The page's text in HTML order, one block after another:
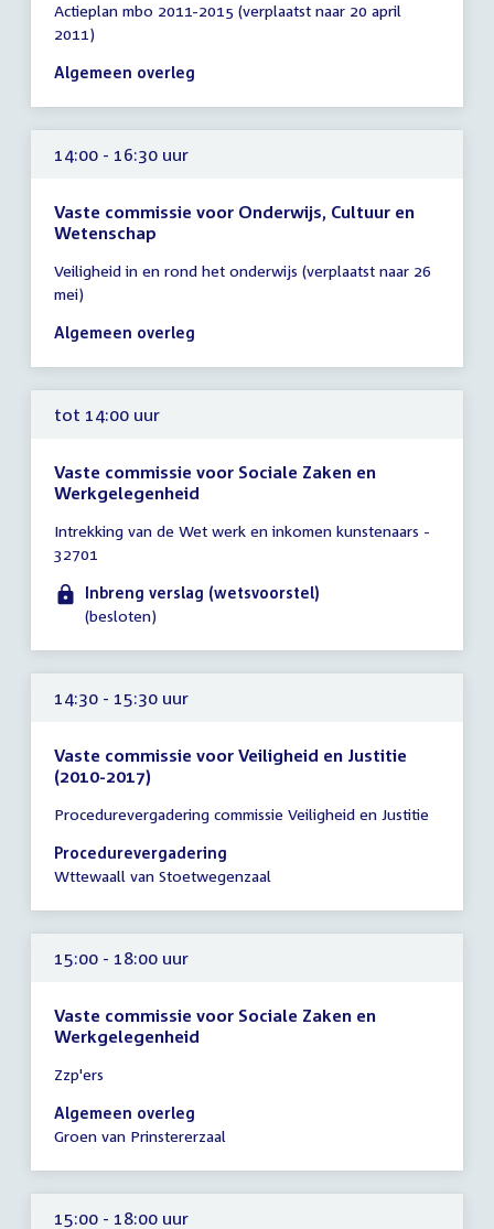
vergadering
14:00
-
uur
Actieplan mbo 2011-2015 (verplaatst naar 20 april
2011)
Algemeen overleg
14:00 - 16:30 uur
Vaste commissie voor Onderwijs, Cultuur en
Wetenschap
vergadering
14:00
-
uur
Veiligheid in en rond het onderwijs (verplaatst naar 26
mei)
Algemeen overleg
tot 14:00 uur
Vaste commissie voor Sociale Zaken en
Werkgelegenheid
vergadering
tot
14:00
uur
Intrekking van de Wet werk en inkomen kunstenaars -
32701
Inbreng verslag (wetsvoorstel)
(besloten)
14:30 - 15:30 uur
Vaste commissie voor Veiligheid en Justitie
(2010-2017)
vergadering
14:30
-
uur
Procedurevergadering commissie Veiligheid en Justitie
Procedurevergadering
Wttewaall van Stoetwegenzaal
15:00 - 18:00 uur
Vaste commissie voor Sociale Zaken en
Werkgelegenheid
vergadering
15:00
-
uur
Zzp'ers
Algemeen overleg
Groen van Prinstererzaal
15:00 - 18:00 uur